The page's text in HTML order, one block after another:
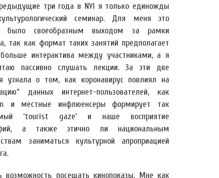
три года в NYI я только единожды
семинар. Для меня это
было своеобразным выходом за рамки
так как формат таких занятий предполагает
интерактива между участниками, а я
пассивно слушать лекции. За эти две
узнала о том, как коронавирус повлиял на
данных интернет-пользователей, как
и местные инфлюенсеры формирует так
‘tourist gaze’ и наше восприятие
а также этично ли национальным
заниматься культурной апроприацией
посещать кинопоказы. Мне как